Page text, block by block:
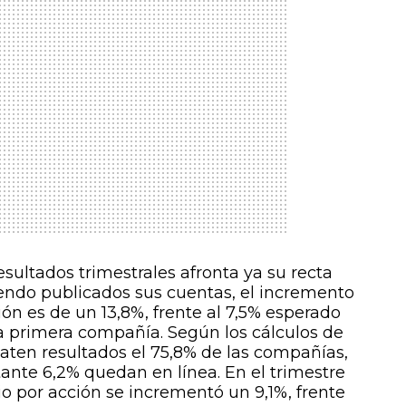
trimestrales afronta ya su recta
publicados sus cuentas, el incremento
es de un 13,8%, frente al 7,5% esperado
compañía. Según los cálculos de
resultados el 75,8% de las compañías,
6,2% quedan en línea. En el trimestre
por acción se incrementó un 9,1%, frente